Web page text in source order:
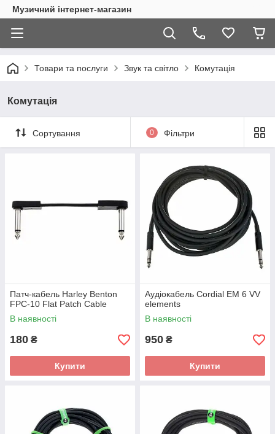
Музичний інтернет-магазин
Товари та послуги Звук та світло Комутація
Комутація
Сортування 0 Фільтри
Патч-кабель Harley Benton
FPC-10 Flat Patch Cable
В наявності
180 ₴
Купити
Аудіокабель Cordial EM 6 VV
elements
В наявності
950 ₴
Купити